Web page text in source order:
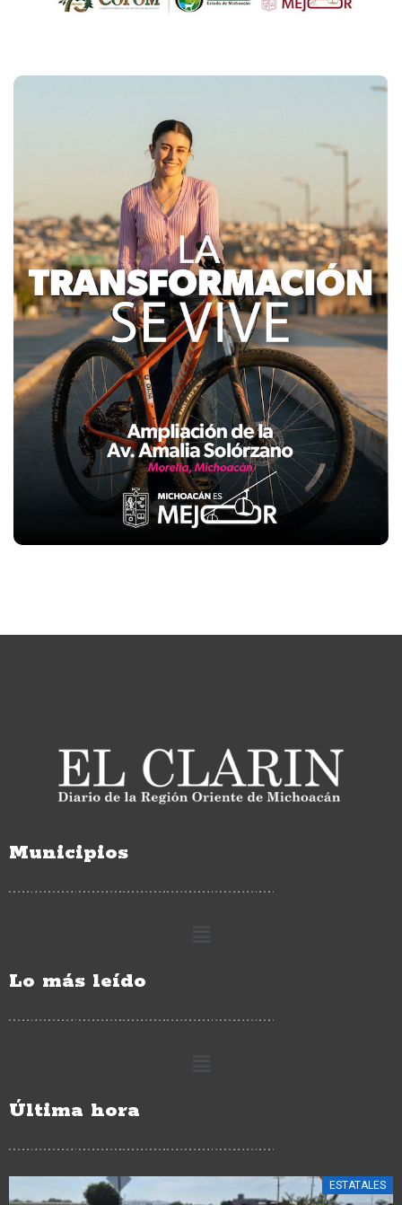
Municipios
Lo más leído
Última hora
ESTATALES